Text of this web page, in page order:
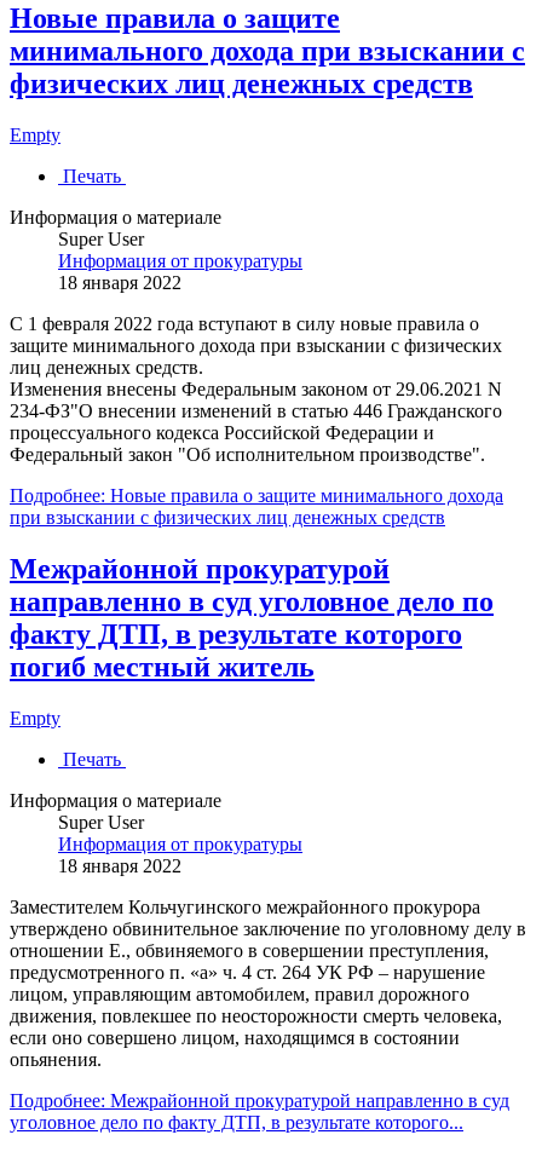
Новые правила о защите
минимального дохода при взыскании с
физических лиц денежных средств
Empty
Печать
Информация о материале
Super User
Информация от прокуратуры
18 января 2022
С 1 февраля 2022 года вступают в силу новые правила о
защите минимального дохода при взыскании с физических
лиц денежных средств.
Изменения внесены Федеральным законом от 29.06.2021 N
234-ФЗ"О внесении изменений в статью 446 Гражданского
процессуального кодекса Российской Федерации и
Федеральный закон "Об исполнительном производстве".
Подробнее: Новые правила о защите минимального дохода
при взыскании с физических лиц денежных средств
Межрайонной прокуратурой
направленно в суд уголовное дело по
факту ДТП, в результате которого
погиб местный житель
Empty
Печать
Информация о материале
Super User
Информация от прокуратуры
18 января 2022
Заместителем Кольчугинского межрайонного прокурора
утверждено обвинительное заключение по уголовному делу в
отношении Е., обвиняемого в совершении преступления,
предусмотренного п. «а» ч. 4 ст. 264 УК РФ – нарушение
лицом, управляющим автомобилем, правил дорожного
движения, повлекшее по неосторожности смерть человека,
если оно совершено лицом, находящимся в состоянии
опьянения.
Подробнее: Межрайонной прокуратурой направленно в суд
уголовное дело по факту ДТП, в результате которого...